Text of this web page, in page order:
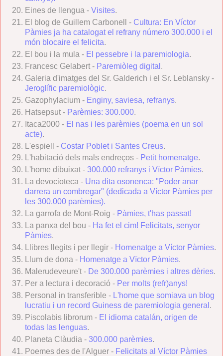
Eines de llengua - Visites.
El blog de Guillem Carbonell - Cultura: En Víctor
Pàmies ja ha catalogat el refrany número 300.000 i el
món blocaire el felicita.
El bou i la mula - El pessebre i la paremiologia.
Francesc Gelabert - Paremiòleg digital .
Galeria d'imatges del Sr. Galderich i el Sr. Leblansky -
Jeroglífic paremiològic.
Gazophylacium - Enginy, saviesa, refranys.
Hatsepsut - Parèmies: 300.000.
Itaca2000 - El nas i les parèmies (poema en un sol
acte).
L'espiell - Costar Poblet i Santes Creus.
L'habitació dels mals endreços - Petit homenatge.
L'home dibuixat - 300.000 refranys i Víctor Pàmies.
La devocioteca - Una dita osonenca: "Poder anar
darrera un combregar" (dedicada a Víctor Pàmies per
les 300.000 parèmies).
La garrofa de Mont-Roig - Pàmies, t'has passat!
La panxa del bou - Ha fet el cim! Felicitats, senyor
Pàmies.
Llibres llegits i per llegir - Homenatge a Víctor Pàmies.
Llum de dona - Homenatge a Vïctor Pàmies.
Malerudeveure't - De 300.000 parèmies i altres dèries.
Per a lectura i decoració - Per molts (refr)anys!
Personal in transferible - L'home que somiava un blog
lucratiu i un record Guiness de paremiologia general .
Piscolabis librorum - El idioma catalán, origen de
todas las lenguas.
Planeta Clàudia - 300.000 parèmies.
Poemes des de l'Alguer - Felicitats al Víctor Pàmies